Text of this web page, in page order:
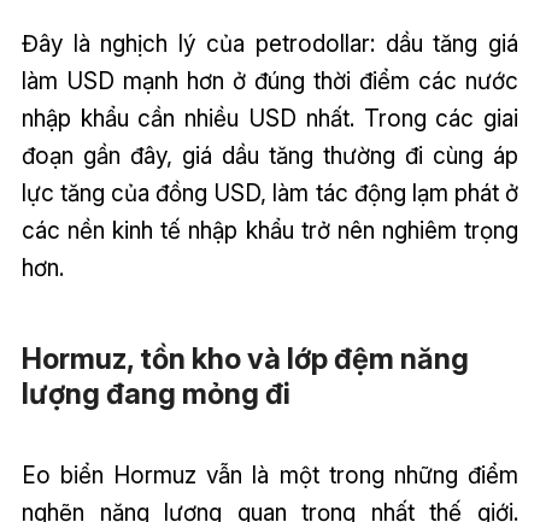
Đây là nghịch lý của petrodollar: dầu tăng giá
làm USD mạnh hơn ở đúng thời điểm các nước
nhập khẩu cần nhiều USD nhất. Trong các giai
đoạn gần đây, giá dầu tăng thường đi cùng áp
lực tăng của đồng USD, làm tác động lạm phát ở
các nền kinh tế nhập khẩu trở nên nghiêm trọng
hơn.
Hormuz, tồn kho và lớp đệm năng
lượng đang mỏng đi
Eo biển Hormuz vẫn là một trong những điểm
nghẽn năng lượng quan trọng nhất thế giới.